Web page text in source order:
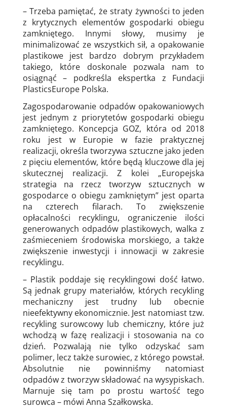
– Trzeba pamiętać, że straty żywności to jeden
z krytycznych elementów gospodarki obiegu
zamkniętego. Innymi słowy, musimy je
minimalizować ze wszystkich sił, a opakowanie
plastikowe jest bardzo dobrym przykładem
takiego, które doskonale pozwala nam to
osiągnąć – podkreśla ekspertka z Fundacji
PlasticsEurope Polska.
Zagospodarowanie odpadów opakowaniowych
jest jednym z priorytetów gospodarki obiegu
zamkniętego. Koncepcja GOZ, która od 2018
roku jest w Europie w fazie praktycznej
realizacji, określa tworzywa sztuczne jako jeden
z pięciu elementów, które będą kluczowe dla jej
skutecznej realizacji. Z kolei „Europejska
strategia na rzecz tworzyw sztucznych w
gospodarce o obiegu zamkniętym” jest oparta
na czterech filarach. To zwiększenie
opłacalności recyklingu, ograniczenie ilości
generowanych odpadów plastikowych, walka z
zaśmieceniem środowiska morskiego, a także
zwiększenie inwestycji i innowacji w zakresie
recyklingu.
– Plastik poddaje się recyklingowi dość łatwo.
Są jednak grupy materiałów, których recykling
mechaniczny jest trudny lub obecnie
nieefektywny ekonomicznie. Jest natomiast tzw.
recykling surowcowy lub chemiczny, które już
wchodzą w fazę realizacji i stosowania na co
dzień. Pozwalają nie tylko odzyskać sam
polimer, lecz także surowiec, z którego powstał.
Absolutnie nie powinniśmy natomiast
odpadów z tworzyw składować na wysypiskach.
Marnuje się tam po prostu wartość tego
surowca – mówi Anna Szałkowska.